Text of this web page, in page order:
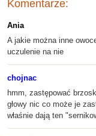
Komentarze:
Ania
A jakie można inne
uczulenie na nie
chojnac
hmm, zastępować
głowy nic co może je
właśnie dają ten